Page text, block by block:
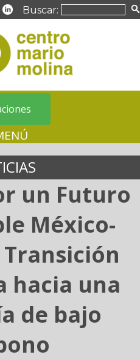
Buscar:
un Futuro
México-
hacia una
de bajo